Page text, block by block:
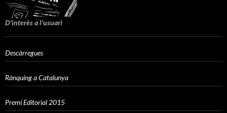
D'interès a l'usuari
Descàrregues
Rànquing a Catalunya
Premi Editorial 2015